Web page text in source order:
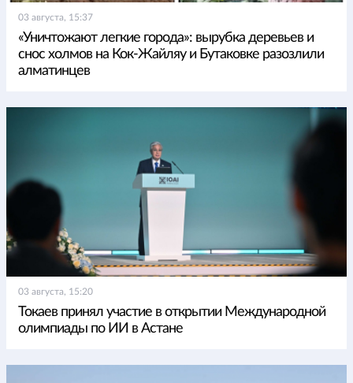
03 августа, 15:37
«Уничтожают легкие города»: вырубка деревьев и
снос холмов на Кок-Жайляу и Бутаковке разозлили
алматинцев
03 августа, 15:20
Токаев принял участие в открытии Международной
олимпиады по ИИ в Астане